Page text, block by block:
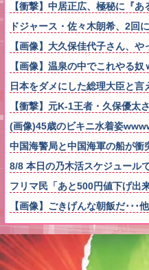
【衝撃】中居正広、極秘に『
ドジャース・佐々木朗希、2回
【画像】大久保佳代子さん、
【画像】温泉の中でこれやる
日本をダメにした総理大臣と言
【衝撃】元K-1王者・久保優
(画像)45歳のビキニ水着姿
中国海警局と中国海軍の船が
8/8 本日の乃木活スケジュール
フリマ民「あと500円値下げ出
【画像】ごきげんな朝飯だ･･･他